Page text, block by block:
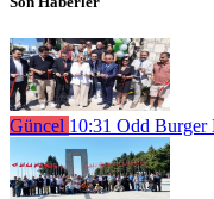
Güncel 10:31 Odd Burger